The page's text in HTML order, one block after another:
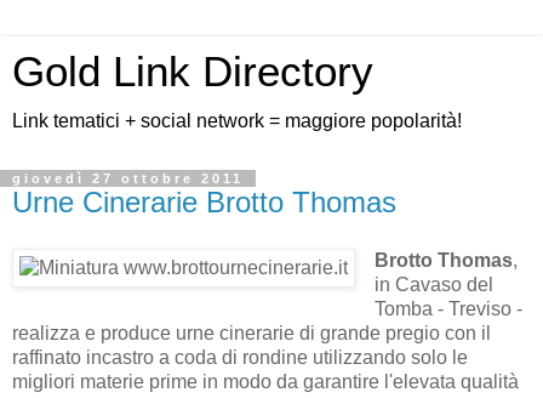
Gold Link Directory
Link tematici + social network = maggiore popolarità!
giovedì 27 ottobre 2011
Urne Cinerarie Brotto Thomas
Brotto Thomas,
in Cavaso del
Tomba - Treviso -
realizza e produce urne cinerarie di grande pregio con il
raffinato incastro a coda di rondine utilizzando solo le
migliori materie prime in modo da garantire l'elevata qualità